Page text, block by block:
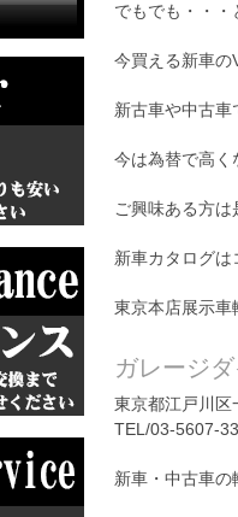
でもでも・・・
今買える新車の
新古車や中古
今は為替で高く
ご興味ある方
新車カタログ
東京本店展示
ガレージ
東京都江戸川
TEL/03-5607-
新車・中古車